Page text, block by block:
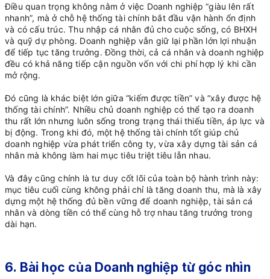
Điều quan trọng không nằm ở việc Doanh nghiệp “giàu lên rất
nhanh”, mà ở chỗ hệ thống tài chính bắt đầu vận hành ổn định
và có cấu trúc. Thu nhập cá nhân đủ cho cuộc sống, có BHXH
và quỹ dự phòng. Doanh nghiệp vẫn giữ lại phần lớn lợi nhuận
để tiếp tục tăng trưởng. Đồng thời, cả cá nhân và doanh nghiệp
đều có khả năng tiếp cận nguồn vốn với chi phí hợp lý khi cần
mở rộng.
Đó cũng là khác biệt lớn giữa “kiếm được tiền” và “xây được hệ
thống tài chính”. Nhiều chủ doanh nghiệp có thể tạo ra doanh
thu rất lớn nhưng luôn sống trong trạng thái thiếu tiền, áp lực và
bị động. Trong khi đó, một hệ thống tài chính tốt giúp chủ
doanh nghiệp vừa phát triển công ty, vừa xây dựng tài sản cá
nhân mà không làm hai mục tiêu triệt tiêu lẫn nhau.
Và đây cũng chính là tư duy cốt lõi của toàn bộ hành trình này:
mục tiêu cuối cùng không phải chỉ là tăng doanh thu, mà là xây
dựng một hệ thống đủ bền vững để doanh nghiệp, tài sản cá
nhân và dòng tiền có thể cùng hỗ trợ nhau tăng trưởng trong
dài hạn.
6. Bài học của Doanh nghiệp từ góc nhìn